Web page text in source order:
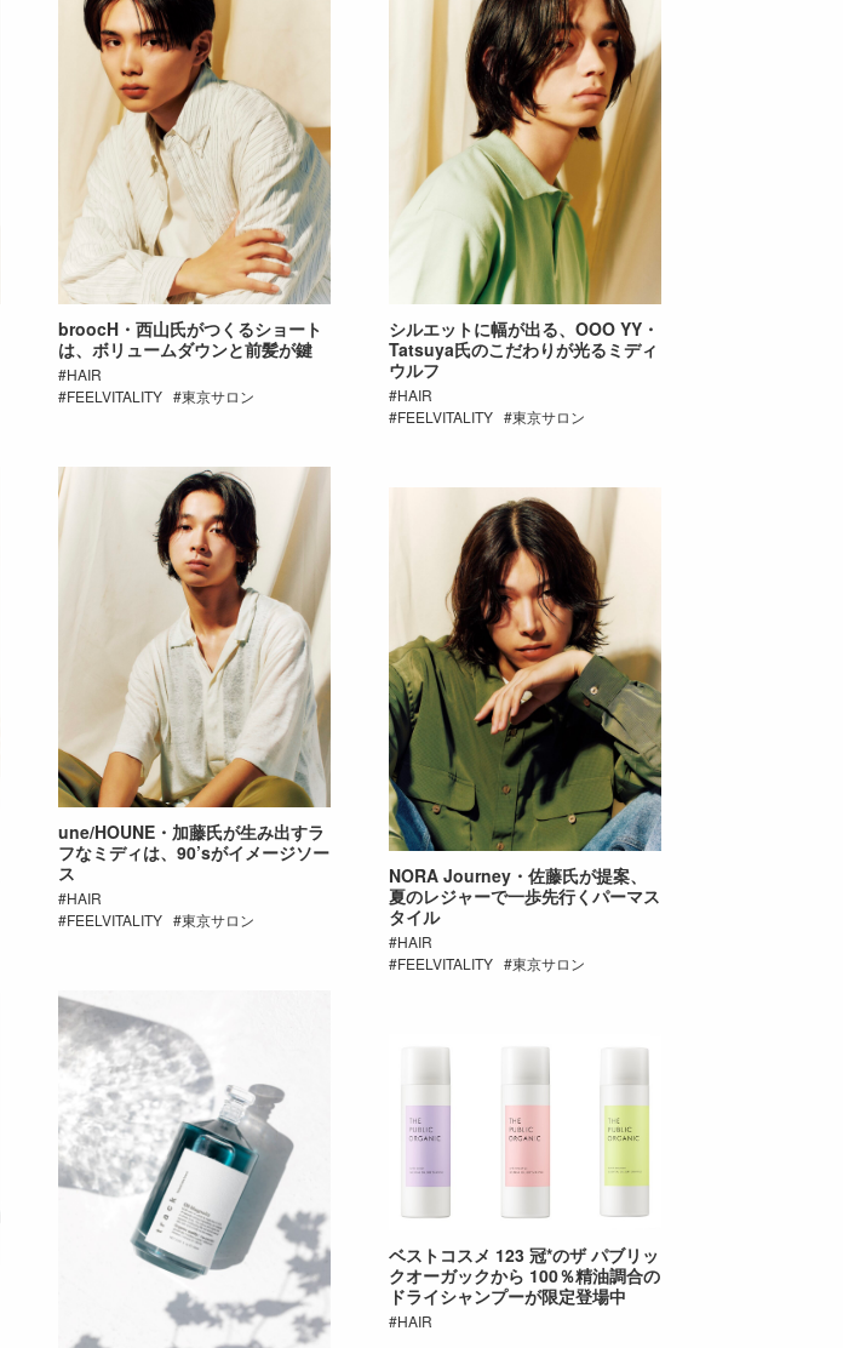
broocH・西山氏がつくるショート
は、ボリュームダウンと前髪が鍵
HAIR
FEELVITALITY
東京サロン
シルエットに幅が出る、OOO YY・
Tatsuya氏のこだわりが光るミディ
ウルフ
HAIR
FEELVITALITY
東京サロン
une/HOUNE・加藤氏が生み出すラ
フなミディは、90’sがイメージソー
ス
HAIR
FEELVITALITY
東京サロン
NORA Journey・佐藤氏が提案、
夏のレジャーで一歩先行くパーマス
タイル
HAIR
FEELVITALITY
東京サロン
ベストコスメ 123 冠*のザ パブリッ
クオーガックから 100％精油調合の
ドライシャンプーが限定登場中
HAIR